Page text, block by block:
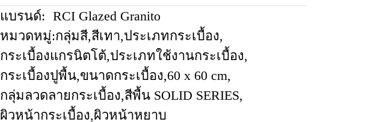
แบรนด์: RCI Glazed Granito
หมวดหมู่:กลุ่มสี,สีเทา,ประเภทกระเบื้อง,
กระเบื้องแกรนิตโต้,ประเภทใช้งานกระเบื้อง,
กระเบื้องปูพื้น,ขนาดกระเบื้อง,60 x 60 cm,
กลุ่มลวดลายกระเบื้อง,สีพื้น SOLID SERIES,
ผิวหน้ากระเบื้อง,ผิวหน้าหยาบ